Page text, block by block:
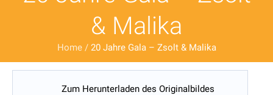
& Malika
Home / 20 Jahre Gala – Zsolt & Malika
Zum Herunterladen des Originalbildes